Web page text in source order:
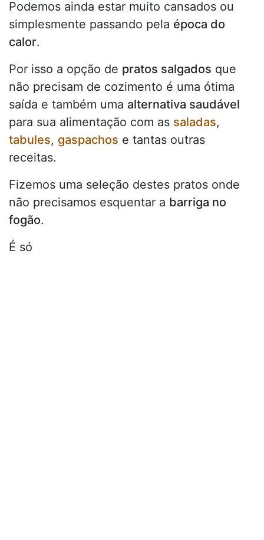
Podemos ainda estar muito cansados ou
simplesmente passando pela época do
calor.
Por isso a opção de pratos salgados que
não precisam de cozimento é uma ótima
saída e também uma alternativa saudável
para sua alimentação com as saladas,
tabules, gaspachos e tantas outras
receitas.
Fizemos uma seleção destes pratos onde
não precisamos esquentar a barriga no
fogão.
É só